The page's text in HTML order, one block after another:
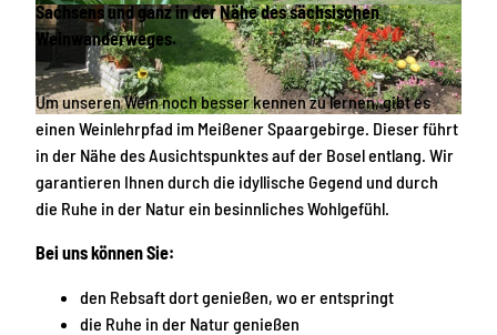
© Torsten Schröder, Dresden Elbland
© Torsten Schröder, Dresden Elbland © Torsten Schröder, Dresden Elbland
Sachsens und ganz in der Nähe des sächsischen
Weinwanderweges.
Um unseren Wein noch besser kennen zu lernen, gibt es
einen Weinlehrpfad im Meißener Spaargebirge. Dieser führt
in der Nähe des Ausichtspunktes auf der Bosel entlang. Wir
garantieren Ihnen durch die idyllische Gegend und durch
die Ruhe in der Natur ein besinnliches Wohlgefühl.
Bei uns können Sie:
den Rebsaft dort genießen, wo er entspringt
die Ruhe in der Natur genießen